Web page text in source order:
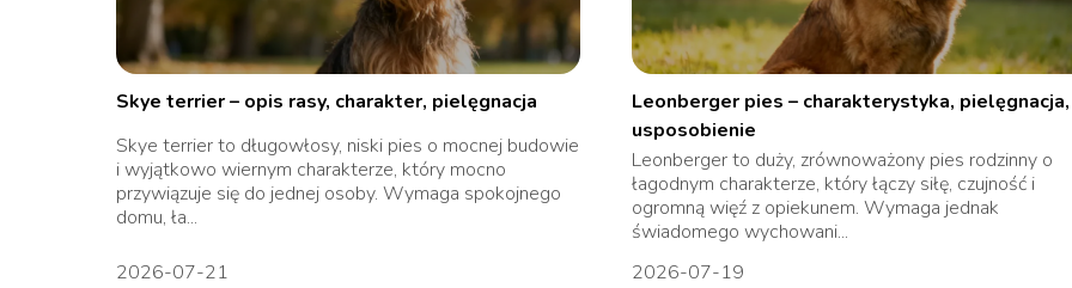
Skye terrier – opis rasy, charakter, pielęgnacja
Skye terrier to długowłosy, niski pies o mocnej budowie
i wyjątkowo wiernym charakterze, który mocno
przywiązuje się do jednej osoby. Wymaga spokojnego
domu, ła...
2026-07-21
Leonberger pies – charakterystyka, pielęgnacja,
usposobienie
Leonberger to duży, zrównoważony pies rodzinny o
łagodnym charakterze, który łączy siłę, czujność i
ogromną więź z opiekunem. Wymaga jednak
świadomego wychowani...
2026-07-19